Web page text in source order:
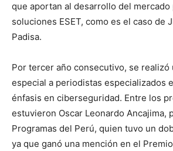
que aportan al desarrollo del mercado
soluciones ESET, como es el caso de
Padisa.
Por tercer año consecutivo, se
especial a periodistas especializados
énfasis en ciberseguridad. Entre los
estuvieron Oscar Leonardo Ancajima,
Programas del Perú, quien tuvo un
ya que ganó una mención en el